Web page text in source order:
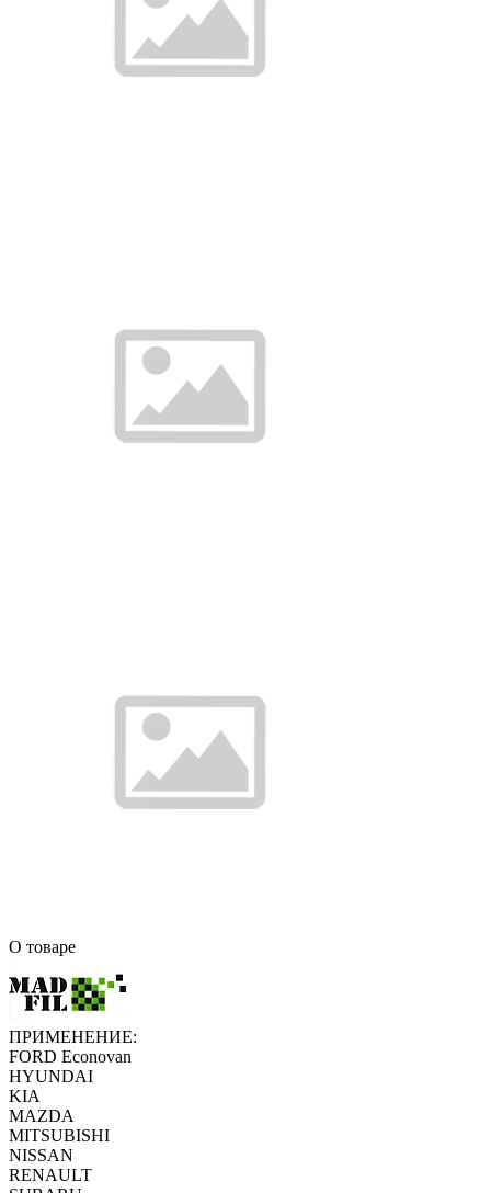
О товаре
ПРИМЕНЕНИЕ:
FORD Econovan
HYUNDAI
KIA
MAZDA
MITSUBISHI
NISSAN
RENAULT